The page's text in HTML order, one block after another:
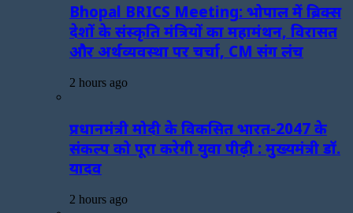
Bhopal BRICS Meeting: भोपाल में ब्रिक्स
देशों के संस्कृति मंत्रियों का महामंथन, विरासत
और अर्थव्यवस्था पर चर्चा, CM संग लंच
2 hours ago
प्रधानमंत्री मोदी के विकसित भारत-2047 के
संकल्प को पूरा करेगी युवा पीढ़ी : मुख्यमंत्री डॉ.
यादव
2 hours ago